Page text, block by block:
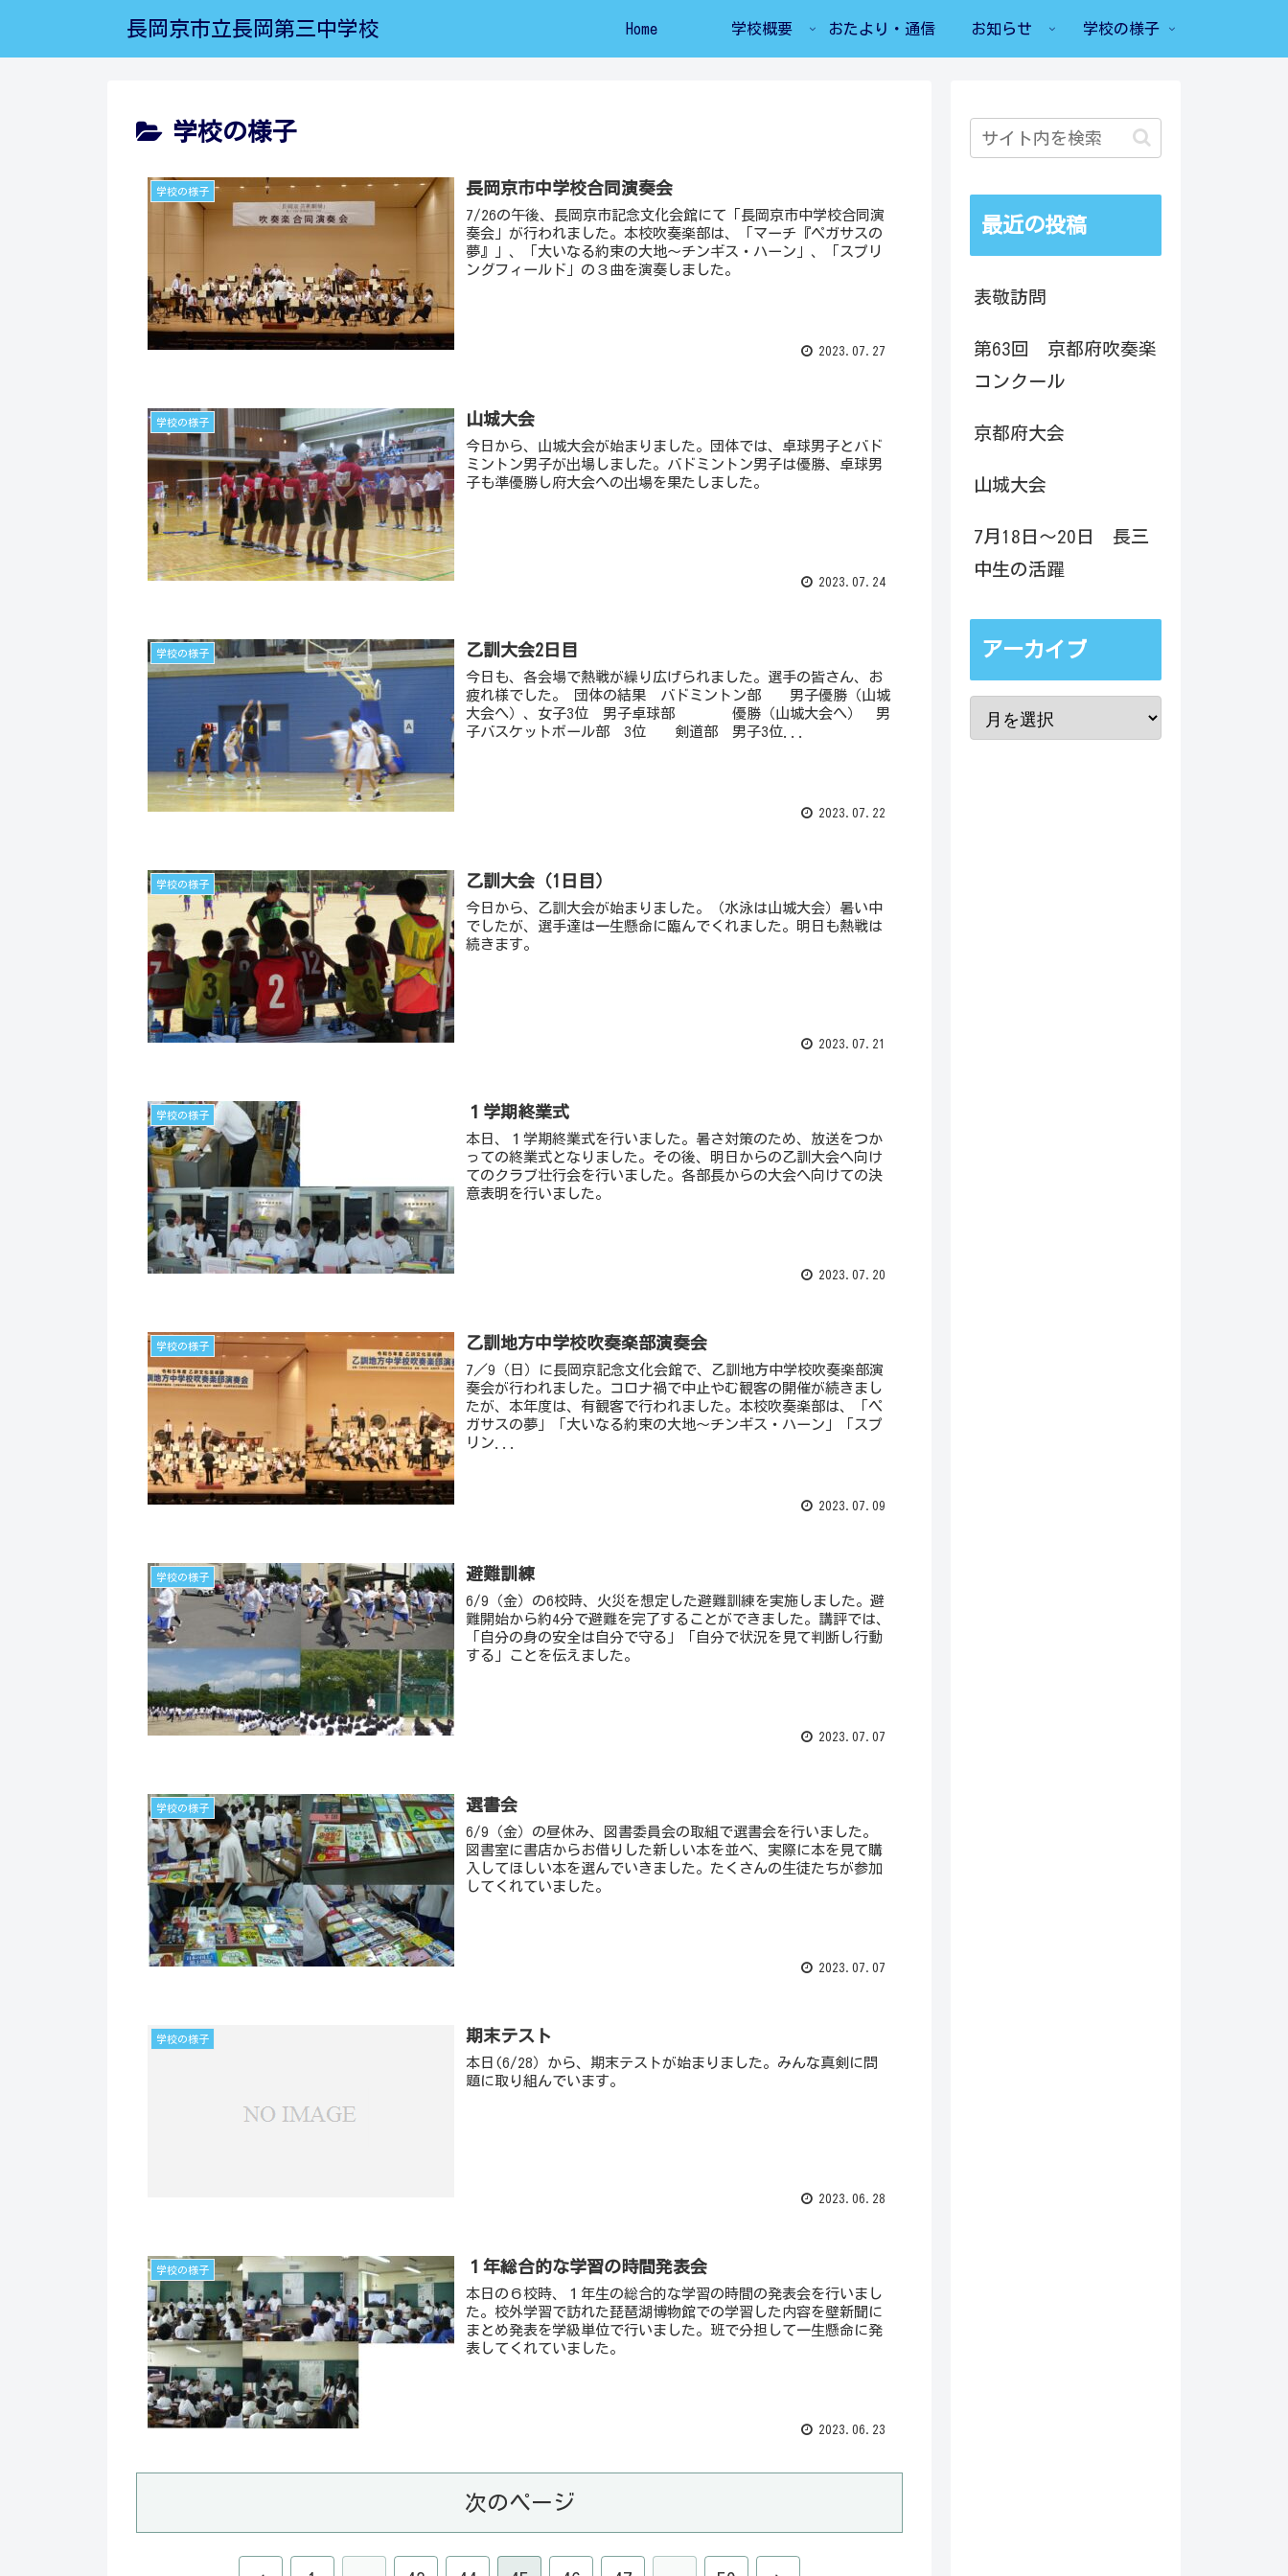
長岡京市立長岡第三中学校 Home 学校概要 おたより・通信 お知らせ 学校の様子
学校の様子
学校の様子 長岡京市中学校合同演奏会
7/26の午後、長岡京市記念文化会館にて「長岡京市中学校合同演
奏会」が行われました。本校吹奏楽部は、「マーチ『ペガサスの
夢』」、「大いなる約束の大地～チンギス・ハーン」、「スプリ
ングフィールド」の３曲を演奏しました。
2023.07.27
学校の様子 山城大会
今日から、山城大会が始まりました。団体では、卓球男子とバド
ミントン男子が出場しました。バドミントン男子は優勝、卓球男
子も準優勝し府大会への出場を果たしました。
2023.07.24
学校の様子 乙訓大会2日目
今日も、各会場で熱戦が繰り広げられました。選手の皆さん、お
疲れ様でした。 団体の結果 バドミントン部 男子優勝（山城
大会へ）、女子3位 男子卓球部 優勝（山城大会へ） 男
子バスケットボール部 3位 剣道部 男子3位...
2023.07.22
学校の様子 乙訓大会（1日目）
今日から、乙訓大会が始まりました。（水泳は山城大会）暑い中
でしたが、選手達は一生懸命に臨んでくれました。明日も熱戦は
続きます。
2023.07.21
学校の様子 １学期終業式
本日、１学期終業式を行いました。暑さ対策のため、放送をつか
っての終業式となりました。その後、明日からの乙訓大会へ向け
てのクラブ壮行会を行いました。各部長からの大会へ向けての決
意表明を行いました。
2023.07.20
学校の様子 乙訓地方中学校吹奏楽部演奏会
7／9（日）に長岡京記念文化会館で、乙訓地方中学校吹奏楽部演
奏会が行われました。コロナ禍で中止やむ観客の開催が続きまし
たが、本年度は、有観客で行われました。本校吹奏楽部は、「ペ
ガサスの夢」「大いなる約束の大地〜チンギス・ハーン」「スプ
リン...
2023.07.09
学校の様子 避難訓練
6/9（金）の6校時、火災を想定した避難訓練を実施しました。避
難開始から約4分で避難を完了することができました。講評では、
「自分の身の安全は自分で守る」「自分で状況を見て判断し行動
する」ことを伝えました。
2023.07.07
学校の様子 選書会
6/9（金）の昼休み、図書委員会の取組で選書会を行いました。
図書室に書店からお借りした新しい本を並べ、実際に本を見て購
入してほしい本を選んでいきました。たくさんの生徒たちが参加
してくれていました。
2023.07.07
学校の様子 期末テスト
本日(6/28）から、期末テストが始まりました。みんな真剣に問
題に取り組んでいます。
2023.06.28
学校の様子 １年総合的な学習の時間発表会
本日の６校時、１年生の総合的な学習の時間の発表会を行いまし
た。校外学習で訪れた琵琶湖博物館での学習した内容を壁新聞に
まとめ発表を学級単位で行いました。班で分担して一生懸命に発
表してくれていました。
2023.06.23
次のページ
最近の投稿
表敬訪問
第63回 京都府吹奏楽
コンクール
京都府大会
山城大会
7月18日～20日 長三
中生の活躍
アーカイブ